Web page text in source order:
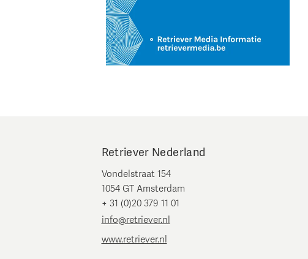
Retriever Nederland
Vondelstraat 154
1054 GT Amsterdam
+ 31 (0)20 379 11 01
info@retriever.nl
www.retriever.nl